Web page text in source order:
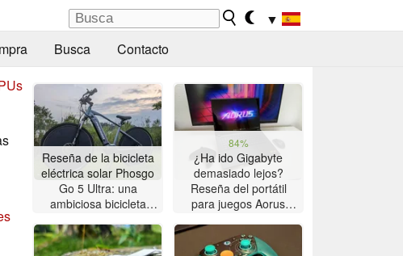
▼
Busca Contacto
Reseña de la bicicleta
eléctrica solar Phosgo
Go 5 Ultra: una
ambiciosa bicicleta
algunas peculiaridades
84%
¿Ha ido Gigabyte
demasiado lejos?
Reseña del portátil
para juegos Aorus
Zen 5